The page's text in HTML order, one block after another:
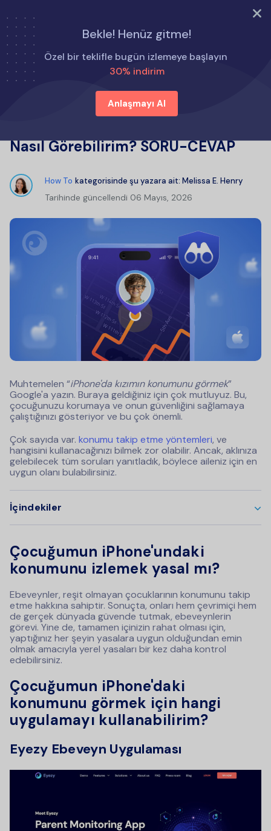
ŞİMDİ DENE
Bekle! Henüz gitme!
Özel bir teklifle bugün izlemeye başlayın
30% indirim
Anlaşmayı Al
Ana Sayfa
Nasıl Yapılır
Çocuğumun Konumunu iPhone'da Nasıl Görebilirim?
SORU-CEVAP
Nasıl Görebilirim? SORU-CEVAP
How To kategorisinde şu yazara ait: Melissa E. Henry
Tarihinde güncellendi 06 Mayıs, 2026
Muhtemelen “iPhone'da kızımın konumunu görmek”
Google'a yazın. Buraya geldiğiniz için çok mutluyuz. Bu,
çocuğunuzu korumaya ve onun güvenliğini sağlamaya
çalıştığınızı gösteriyor ve bu çok önemli.
Çok sayıda var. konumu takip etme yöntemleri, ve
hangisini kullanacağınızı bilmek zor olabilir. Ancak, aklınıza
gelebilecek tüm soruları yanıtladık, böylece aileniz için en
uygun olanı bulabilirsiniz.
İçindekiler
Çocuğumun iPhone'undaki
konumunu izlemek yasal mı?
Ebeveynler, reşit olmayan çocuklarının konumunu takip
etme hakkına sahiptir. Sonuçta, onları hem çevrimiçi hem
de gerçek dünyada güvende tutmak, ebeveynlerin
görevi. Yine de, tamamen içinizin rahat olması için,
yaptığınız her şeyin yasalara uygun olduğundan emin
olmak amacıyla yerel yasaları bir kez daha kontrol
edebilirsiniz.
Çocuğumun iPhone'daki
konumunu görmek için hangi
uygulamayı kullanabilirim?
Eyezy Ebeveyn Uygulaması